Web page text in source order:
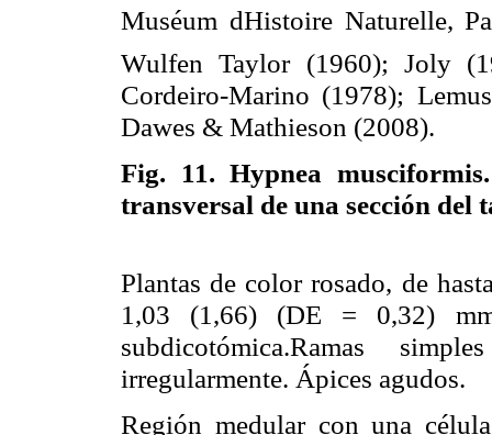
Muséum dHistoire Naturelle,
Wulfen Taylor (1960); Joly
Cordeiro-Marino (1978);
Dawes & Mathieson (2008).
Fig. 11. Hypnea
transversal de una sección del
Plantas de color rosado, de
1,03 (1,66) (DE = 0,32)
subdicotómica.Ramas
irregularmente. Ápices agudos.
Región medular con una